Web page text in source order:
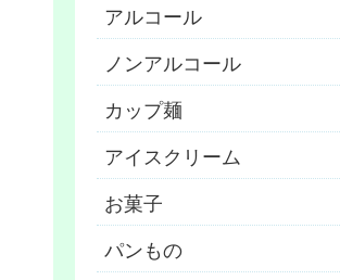
アルコール
ノンアルコール
カップ麺
アイスクリーム
お菓子
パンもの